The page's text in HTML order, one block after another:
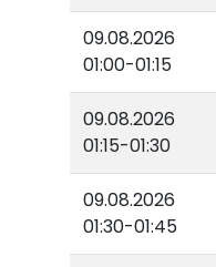
09.08.2026
01:00-01:15
09.08.2026
01:15-01:30
09.08.2026
01:30-01:45